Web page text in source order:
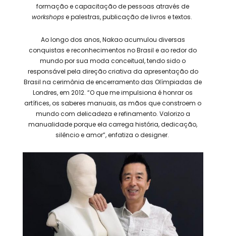
formação e capacitação de pessoas através de
workshopse palestras, publicação de livros e textos.
Ao longo dos anos, Nakao acumulou diversas
conquistas e reconhecimentos no Brasil e ao redor do
mundo por sua moda conceitual, tendo sido o
responsável pela direção criativa da apresentação do
Brasil na cerimônia de encerramento das Olímpiadas de
Londres, em 2012. “O que me impulsiona é honrar os
artífices, os saberes manuais, as mãos que constroem o
mundo com delicadeza e refinamento. Valorizo a
manualidade porque ela carrega história, dedicação,
silêncio e amor”, enfatiza o designer.